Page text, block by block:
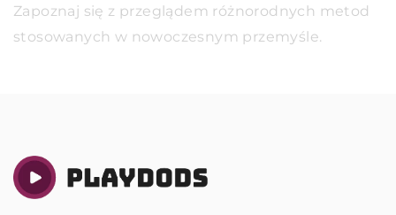
Zapoznaj się z przeglądem różnorodnych metod
stosowanych w nowoczesnym przemyśle.